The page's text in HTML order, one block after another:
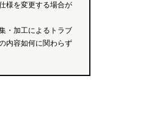
様を変更する場合が
・加工によるトラブ
内容如何に関わらず